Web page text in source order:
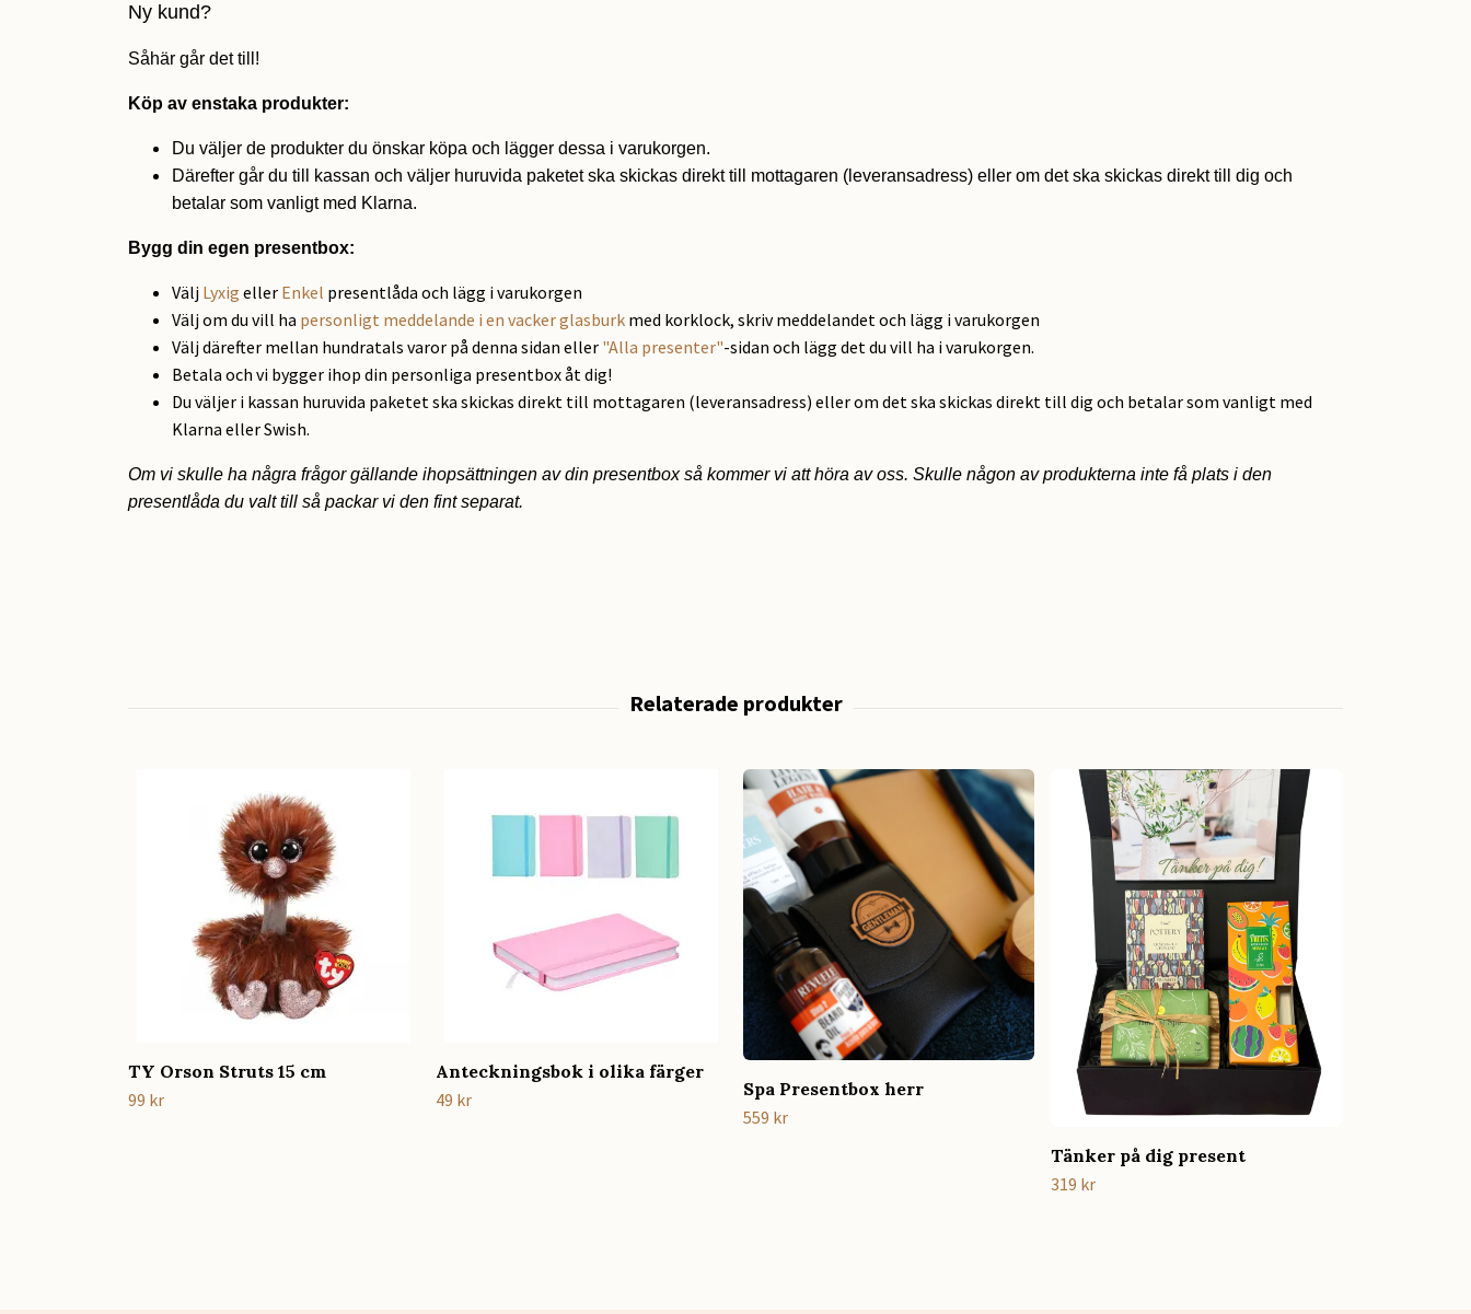
Ny kund?
Såhär går det till!
Köp av enstaka produkter:
Du väljer de produkter du önskar köpa och lägger dessa i varukorgen.
Därefter går du till kassan och väljer huruvida paketet ska skickas direkt till mottagaren (leveransadress) eller om det ska skickas direkt till dig och
betalar som vanligt med Klarna.
Bygg din egen presentbox:
Välj Lyxig eller Enkel presentlåda och lägg i varukorgen
Välj om du vill ha personligt meddelande i en vacker glasburk med korklock, skriv meddelandet och lägg i varukorgen
Välj därefter mellan hundratals varor på denna sidan eller "Alla presenter"-sidan och lägg det du vill ha i varukorgen.
Betala och vi bygger ihop din personliga presentbox åt dig!
Du väljer i kassan huruvida paketet ska skickas direkt till mottagaren (leveransadress) eller om det ska skickas direkt till dig och betalar som vanligt med
Klarna eller Swish.
Om vi skulle ha några frågor gällande ihopsättningen av din presentbox så kommer vi att höra av oss. Skulle någon av produkterna inte få plats i den
presentlåda du valt till så packar vi den fint separat.
TY Orson Struts 15 cm
99 kr
Anteckningsbok i olika färger
49 kr
Spa Presentbox herr
559 kr
Tänker på dig present
319 kr